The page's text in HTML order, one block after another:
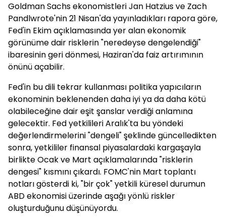
Goldman Sachs ekonomistleri Jan Hatzius ve Zach
Pandlwrote'nin 21 Nisan'da yayınladıkları rapora göre,
Fed'in Ekim açıklamasında yer alan ekonomik
görünüme dair risklerin "neredeyse dengelendiği"
ibaresinin geri dönmesi, Haziran'da faiz artırımının
önünü açabilir.
Fed'in bu dili tekrar kullanması politika yapıcıların
ekonominin beklenenden daha iyi ya da daha kötü
olabileceğine dair eşit şanslar verdiği anlamına
gelecektir. Fed yetkilileri Aralık'ta bu yöndeki
değerlendirmelerini "dengeli" şeklinde güncelledikten
sonra, yetkililer finansal piyasalardaki kargaşayla
birlikte Ocak ve Mart açıklamalarında "risklerin
dengesi" kısmını çıkardı. FOMC'nin Mart toplantı
notları gösterdi ki, "bir çok" yetkili küresel durumun
ABD ekonomisi üzerinde aşağı yönlü riskler
oluşturduğunu düşünüyordu.